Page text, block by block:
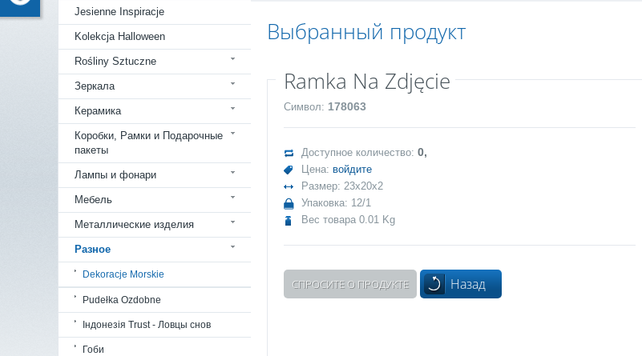
Jesienne Inspiracje
Kolekcja Halloween
Rośliny Sztuczne
Зеркала
Керамика
Коробки, Рамки и Подарочные
пакеты
Лампы и фонари
Мебель
Металлические изделия
Разное
Dekoracje Morskie
Pudełka Ozdobne
Індонезія Trust - Ловцы снов
Гоби
Выбранный продукт
Ramka Na Zdjęcie
Символ: 178063
Доступное количество: 0,
Цена: войдите
Размер: 23x20x2
Упаковка: 12/1
Вес товара 0.01 Kg
СПРОСИТЕ О ПРОДУКТЕ Назад